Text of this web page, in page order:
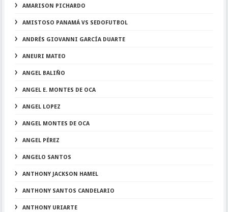
AMARISON PICHARDO
AMISTOSO PANAMÁ VS SEDOFUTBOL
ANDRÉS GIOVANNI GARCÍA DUARTE
ANEURI MATEO
ANGEL BALIÑO
ANGEL E. MONTES DE OCA
ANGEL LOPEZ
ANGEL MONTES DE OCA
ANGEL PÉREZ
ANGELO SANTOS
ANTHONY JACKSON HAMEL
ANTHONY SANTOS CANDELARIO
ANTHONY URIARTE